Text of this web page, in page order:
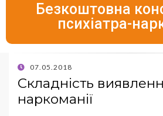
Безкоштовна
психіатра-
07.05.2018
Складність
наркоманії